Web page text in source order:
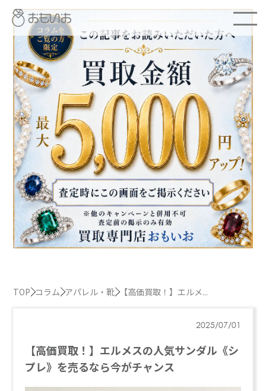
TOP コラム アパレル・靴 【高価買取！】エルメ...
2025/07/01
【高価買取！】エルメスの人気サンダル《シ
プレ》を売るなら今がチャンス